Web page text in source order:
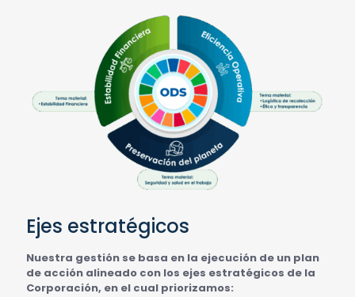
Ejes estratégicos
Nuestra gestión se basa en la ejecución de un plan
de acción alineado con los ejes estratégicos de la
Corporación, en el cual priorizamos: